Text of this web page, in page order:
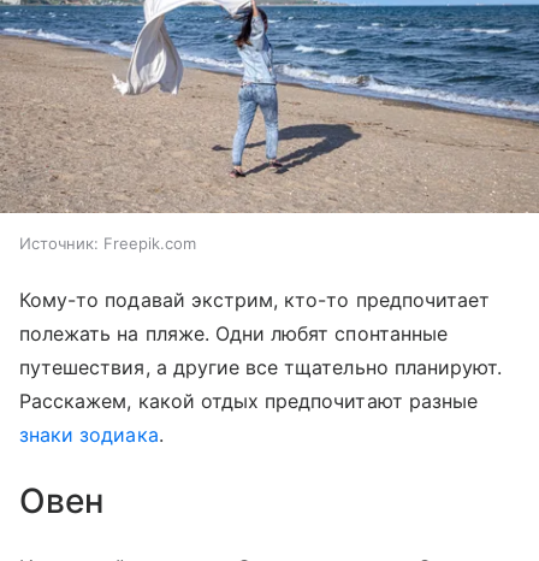
Источник: Freepik.com
Кому-то подавай экстрим, кто-то предпочитает
полежать на пляже. Одни любят спонтанные
путешествия, а другие все тщательно планируют.
Расскажем, какой отдых предпочитают разные
знаки зодиака.
Овен